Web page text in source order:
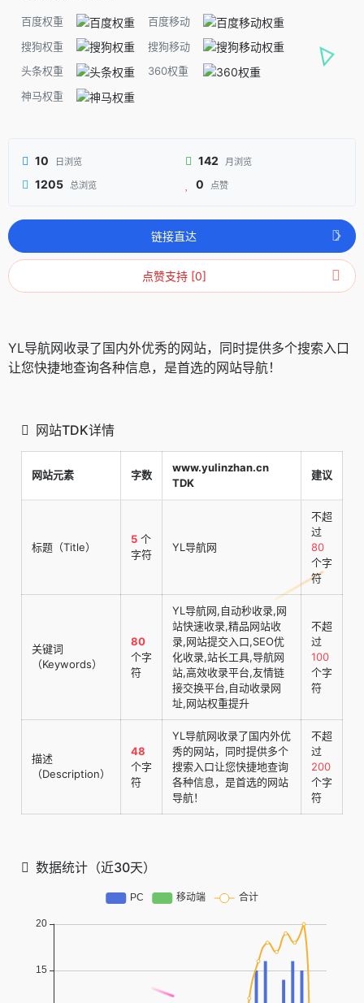
百度权重
百度移动
搜狗权重
搜狗移动
头条权重
360权重
神马权重
10 日浏览 142 月浏览
1205 总浏览 0 点赞
链接直达
点赞支持 [0]
YL导航网收录了国内外优秀的网站，同时提供多个搜索入口
让您快捷地查询各种信息，是首选的网站导航！
网站TDK详情
网站元素 字数
www.yulinzhan.cn
TDK
建议
标题（Title）
5 个
字符
YL导航网
不超
过
80
个字
符
关键词
（Keywords）
80
个字
符
YL导航网,自动秒收录,网
站快速收录,精品网站收
录,网站提交入口,SEO优
化收录,站长工具,导航网
站,高效收录平台,友情链
接交换平台,自动收录网
址,网站权重提升
不超
过
100
个字
符
描述
（Description）
48
个字
符
YL导航网收录了国内外优
秀的网站，同时提供多个
搜索入口让您快捷地查询
各种信息，是首选的网站
导航！
不超
过
200
个字
符
数据统计（近30天）